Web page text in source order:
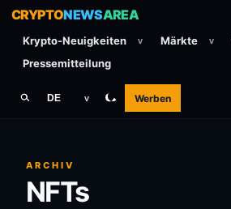
CRYPTONEWSAREA
Krypto-Neuigkeiten v Märkte v
Pressemitteilung
DE v Werben
ARCHIV
NFTs